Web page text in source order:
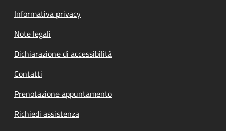
Informativa privacy
Note legali
Dichiarazione di accessibilità
Contatti
Prenotazione appuntamento
Richiedi assistenza